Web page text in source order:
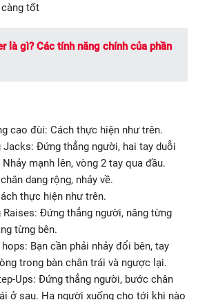
càng tốt
là gì? Các tính năng chính của phần
cao đùi: Cách thực hiện như trên.
Jacks: Đứng thẳng người, hai tay duỗi
mạnh lên, vòng 2 tay qua đầu.
dang rộng, nhảy về.
thực hiện như trên.
Raises: Đứng thẳng người, nâng từng
từng bên.
Bạn cần phải nhảy đổi bên, tay
trong bàn chân trái và ngược lại.
Ups: Đứng thẳng người, bước chân
ở sau. Hạ người xuống cho tới khi nào